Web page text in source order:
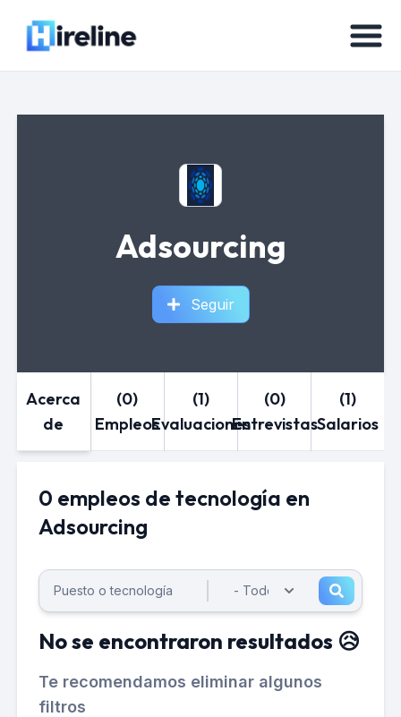
Adsourcing
Seguir
Acerca
de
(0)
Empleos
(1)
Evaluaciones
(0)
Entrevistas
(1)
Salarios
0 empleos de tecnología en
Adsourcing
No se encontraron resultados 😥
Te recomendamos eliminar algunos
filtros